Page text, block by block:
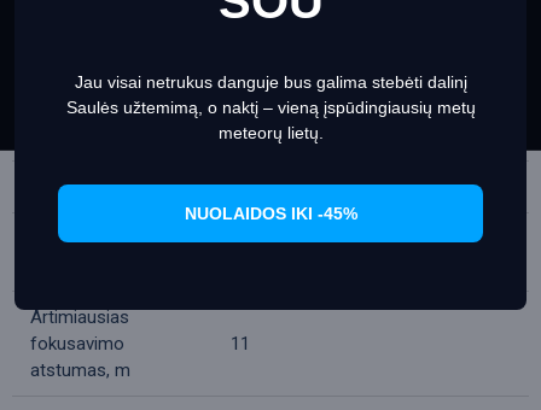
Set Prefrences Allow Cookies
16
Skiriamoji geba,
Matymo laukas, ° 8
Matymo laukas,
Artimiausias
fokusavimo
atstumas, m
11
Jau visai netrukus danguje bus galima stebėti dalinį
Saulės užtemimą, o naktį – vieną įspūdingiausių metų
meteorų lietų.
NUOLAIDOS IKI -45%